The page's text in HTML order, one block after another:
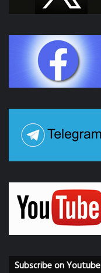
Subscribe on Youtube